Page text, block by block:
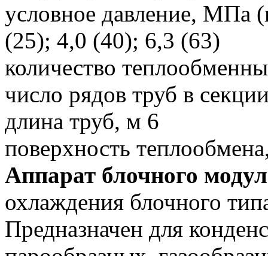
условное давление, МПа
(25); 4,0 (40); 6,3 (63)
количество
число рядов труб в
длина труб, м 6
поверхность
Аппарат блочного
охлаждения блочного
Предназначен для